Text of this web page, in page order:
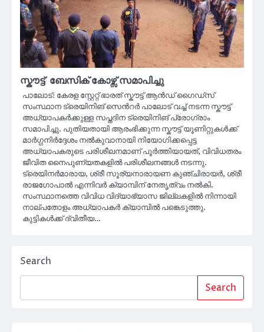
സ്കൗട്ട് ബേസിക് കോഴ്സ് സമാപിച്ചു
പാലോട്: കേരള സ്റ്റേറ്റ് ഭാരത് സ്കൗട്ട് ആൻഡ് ഗൈഡ്സ്
സംസ്ഥാന ട്രെയിനിങ് സെൻറർ പാലോട് വച്ച് നടന്ന സ്കൗട്ട്
അധ്യാപകർക്കുള്ള സപ്തദിന ട്രെയിനിങ് പ്രോഗ്രാം
സമാപിച്ചു. പുതിയതായി ആരംഭിക്കുന്ന സ്കൗട്ട് യൂണിറ്റുകൾക്ക്
മാർഗ്ഗനിർദ്ദേശം നൽകുവാനായി നിയോഗിക്കപ്പെട്ട
അധ്യാപകരുടെ പരിശീലനമാണ് പൂർത്തിയായത്, വിവിധതരം
ജീവിത നൈപുണ്യതകളിൽ പരിശീലനങ്ങൾ നടന്നു.
ട്രെയിനർമാരായ, ശ്രീ സൂര്യനാരായണ കുഞ്ചിരായർ, ശ്രീ
രാജഗോപാൽ എന്നിവർ ക്യാമ്പിന് നേതൃത്വം നൽകി.
സംസ്ഥാനത്തെ വിവിധ വിദ്യാഭ്യാസ ജില്ലകളിൽ നിന്നായി
നാല്പതോളം അധ്യാപകർ ക്യാമ്പിൽ പങ്കെടുത്തു.
കുട്ടികൾക്ക് ദ്വിതീയ…
Search
Search